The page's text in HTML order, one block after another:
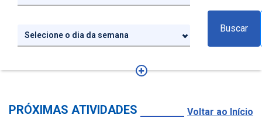
Selecione o dia da semana
Buscar
PRÓXIMAS ATIVIDADES Voltar ao Início